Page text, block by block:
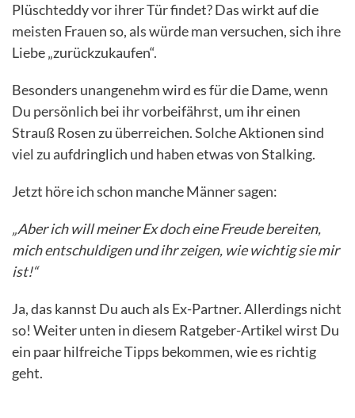
Plüschteddy vor ihrer Tür findet? Das wirkt auf die
meisten Frauen so, als würde man versuchen, sich ihre
Liebe „zurückzukaufen“.
Besonders unangenehm wird es für die Dame, wenn
Du persönlich bei ihr vorbeifährst, um ihr einen
Strauß Rosen zu überreichen. Solche Aktionen sind
viel zu aufdringlich und haben etwas von Stalking.
Jetzt höre ich schon manche Männer sagen:
„Aber ich will meiner Ex doch eine Freude bereiten,
mich entschuldigen und ihr zeigen, wie wichtig sie mir
ist!“
Ja, das kannst Du auch als Ex-Partner. Allerdings nicht
so! Weiter unten in diesem Ratgeber-Artikel wirst Du
ein paar hilfreiche Tipps bekommen, wie es richtig
geht.